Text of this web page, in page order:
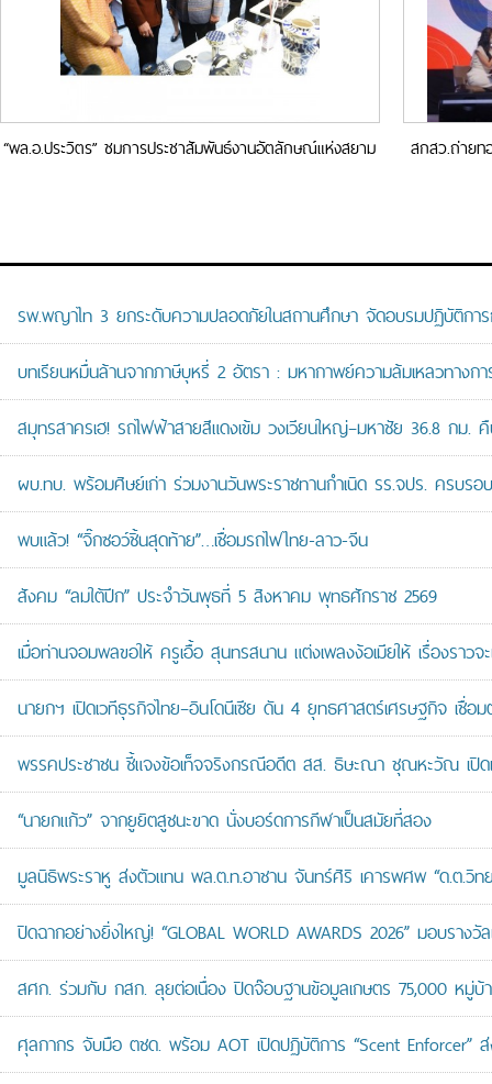
“พล.อ.ประวิตร” ชมการประชาสัมพันธ์งานอัตลักษณ์แห่งสยาม
สกสว.ถ่ายท
รพ.พญาไท 3 ยกระดับความปลอดภัยในสถานศึกษา จัดอบรมปฏิบัติกา
บทเรียนหมื่นล้านจากภาษีบุหรี่ 2 อัตรา : มหากาพย์ความล้มเหลวทางก
สมุทรสาครเฮ! รถไฟฟ้าสายสีแดงเข้ม วงเวียนใหญ่–มหาชัย 36.8 ก
ผบ.ทบ. พร้อมศิษย์เก่า ร่วมงานวันพระราชทานกำเนิด รร.จปร. ครบ
พบแล้ว! “จิ๊กซอว์ชิ้นสุดท้าย”…เชื่อมรถไฟไทย-ลาว-จีน
สังคม “ลมใต้ปีก” ประจำวันพุธที่ 5 สิงหาคม พุทธศักราช 2569
เมื่อท่านจอมพลขอให้ ครูเอื้อ สุนทรสนาน แต่งเพลงง้อเมียให้ เรื่องราวจะ
นายกฯ เปิดเวทีธุรกิจไทย–อินโดนีเซีย ดัน 4 ยุทธศาสตร์เศรษฐกิจ เ
พรรคประชาชน ชี้แจงข้อเท็จจริงกรณีอดีต สส. ธิษะณา ชุณหะวัณ เปิด
“นายกแก้ว” จากยูยิตสูชนะขาด นั่งบอร์ดการกีฬาเป็นสมัยที่สอง
มูลนิธิพระราหู ส่งตัวแทน พล.ต.ท.อาชาน จันทร์ศิริ เคารพศพ “ด.ต.วิท
ปิดฉากอย่างยิ่งใหญ่! “GLOBAL WORLD AWARDS 2026” มอบรา
สศก. ร่วมกับ กสก. ลุยต่อเนื่อง ปิดจ๊อบฐานข้อมูลเกษตร 75,000 หมู่
ศุลกากร จับมือ ตชด. พร้อม AOT เปิดปฏิบัติการ “Scent Enforcer”